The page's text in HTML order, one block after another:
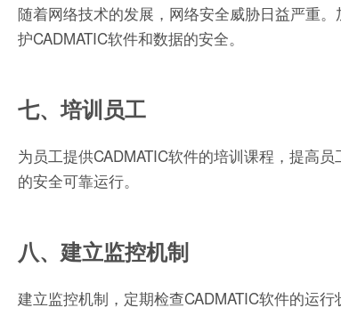
随着网络技术的发展，网络安全威胁日益严重
护CADMATIC软件和数据的安全。
七、培训员工
为员工提供CADMATIC软件的培训课程，提高
的安全可靠运行。
八、建立监控机制
建立监控机制，定期检查CADMATIC软件的运